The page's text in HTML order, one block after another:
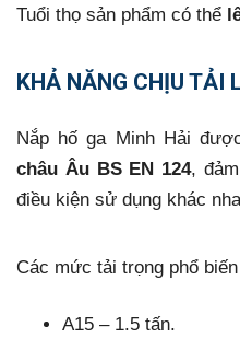
Tuổi thọ sản phẩm có thể
KHẢ NĂNG CHỊU TẢI
Nắp hố ga Minh Hải
châu Âu BS EN 124,
điều kiện sử dụng khác
Các mức tải trọng phổ
A15 – 1.5 tấn.